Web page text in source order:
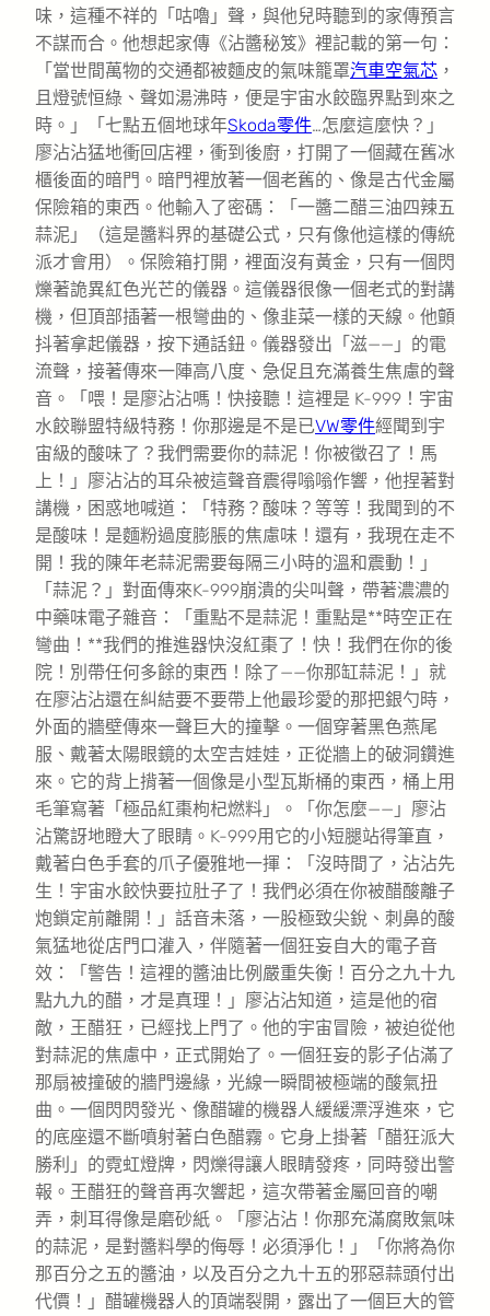
味，這種不祥的「咕嚕」聲，與他兒時聽到的家傳預言
不謀而合。他想起家傳《沾醬秘笈》裡記載的第一句：
「當世間萬物的交通都被麵皮的氣味籠罩汽車空氣芯 ，
且燈號恒綠、聲如湯沸時，便是宇宙水餃臨界點到來之
時。」「七點五個地球年Skoda零件…怎麼這麼快？」
廖沾沾猛地衝回店裡，衝到後廚，打開了一個藏在舊冰
櫃後面的暗門。暗門裡放著一個老舊的、像是古代金屬
保險箱的東西。他輸入了密碼：「一醬二醋三油四辣五
蒜泥」（這是醬料界的基礎公式，只有像他這樣的傳統
派才會用）。保險箱打開，裡面沒有黃金，只有一個閃
爍著詭異紅色光芒的儀器。這儀器很像一個老式的對講
機，但頂部插著一根彎曲的、像韭菜一樣的天線。他顫
抖著拿起儀器，按下通話鈕。儀器發出「滋——」的電
流聲，接著傳來一陣高八度、急促且充滿養生焦慮的聲
音。「喂！是廖沾沾嗎！快接聽！這裡是 K-999！宇宙
水餃聯盟特級特務！你那邊是不是已VW零件經聞到宇
宙級的酸味了？我們需要你的蒜泥！你被徵召了！馬
上！」廖沾沾的耳朵被這聲音震得嗡嗡作響，他捏著對
講機，困惑地喊道：「特務？酸味？等等！我聞到的不
是酸味！是麵粉過度膨脹的焦慮味！還有，我現在走不
開！我的陳年老蒜泥需要每隔三小時的溫和震動！」
「蒜泥？」對面傳來K-999崩潰的尖叫聲，帶著濃濃的
中藥味電子雜音：「重點不是蒜泥！重點是**時空正在
彎曲！**我們的推進器快沒紅棗了！快！我們在你的後
院！別帶任何多餘的東西！除了——你那缸蒜泥！」就
在廖沾沾還在糾結要不要帶上他最珍愛的那把銀勺時，
外面的牆壁傳來一聲巨大的撞擊。一個穿著黑色燕尾
服、戴著太陽眼鏡的太空吉娃娃，正從牆上的破洞鑽進
來。它的背上揹著一個像是小型瓦斯桶的東西，桶上用
毛筆寫著「極品紅棗枸杞燃料」。「你怎麼——」廖沾
沾驚訝地瞪大了眼睛。K-999用它的小短腿站得筆直，
戴著白色手套的爪子優雅地一揮：「沒時間了，沾沾先
生！宇宙水餃快要拉肚子了！我們必須在你被醋酸離子
炮鎖定前離開！」話音未落，一股極致尖銳、刺鼻的酸
氣猛地從店門口灌入，伴隨著一個狂妄自大的電子音
效：「警告！這裡的醬油比例嚴重失衡！百分之九十九
點九九的醋，才是真理！」廖沾沾知道，這是他的宿
敵，王醋狂，已經找上門了。他的宇宙冒險，被迫從他
對蒜泥的焦慮中，正式開始了。一個狂妄的影子佔滿了
那扇被撞破的牆門邊緣，光線一瞬間被極端的酸氣扭
曲。一個閃閃發光、像醋罐的機器人緩緩漂浮進來，它
的底座還不斷噴射著白色醋霧。它身上掛著「醋狂派大
勝利」的霓虹燈牌，閃爍得讓人眼睛發疼，同時發出警
報。王醋狂的聲音再次響起，這次帶著金屬回音的嘲
弄，刺耳得像是磨砂紙。「廖沾沾！你那充滿腐敗氣味
的蒜泥，是對醬料學的侮辱！必須淨化！」「你將為你
那百分之五的醬油，以及百分之九十五的邪惡蒜頭付出
代價！」醋罐機器人的頂端裂開，露出了一個巨大的管